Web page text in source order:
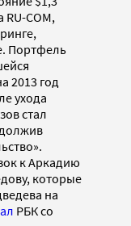
COM,
Портфель
2013 год
ухода
стал
к Аркадию
которые
на
РБК со